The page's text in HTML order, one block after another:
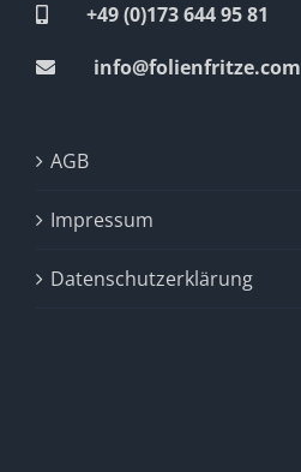
+49 (0)173 644 95 81
info@folienfritze.com
AGB
Impressum
Datenschutzerklärung